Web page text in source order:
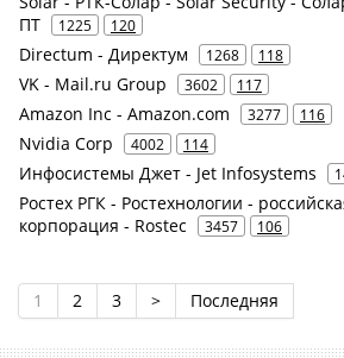
ПТ
1225 120
Directum - Директум 1268 118
VK - Mail.ru Group 3602 117
Amazon Inc - Amazon.com 3277 116
Nvidia Corp 4002 114
Инфосистемы Джет - Jet Infosystems
Ростех РГК - Ростехнологии -
корпорация - Rostec
3457 106
1 2 3 > Последняя